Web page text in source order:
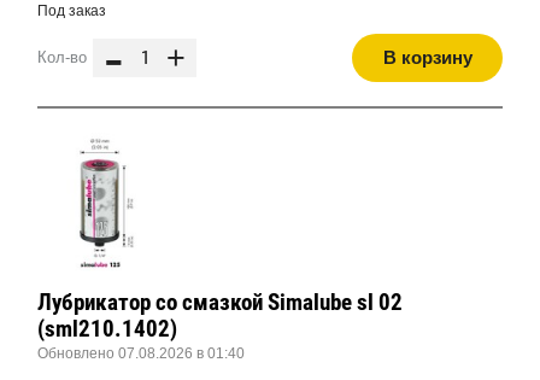
Под заказ
Кол-во - + В корзину
Лубрикатор со смазкой Simalube sl 02
(sml210.1402)
Обновлено 07.08.2026 в 01:40